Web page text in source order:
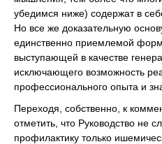
убедимся ниже) содержат в
Но все же доказательную
единственно приемлемой
выступающей в качестве
исключающего возможность
профессионального опыта и
Переходя, собственно, к
отметить, что Руководство не
профилактику только